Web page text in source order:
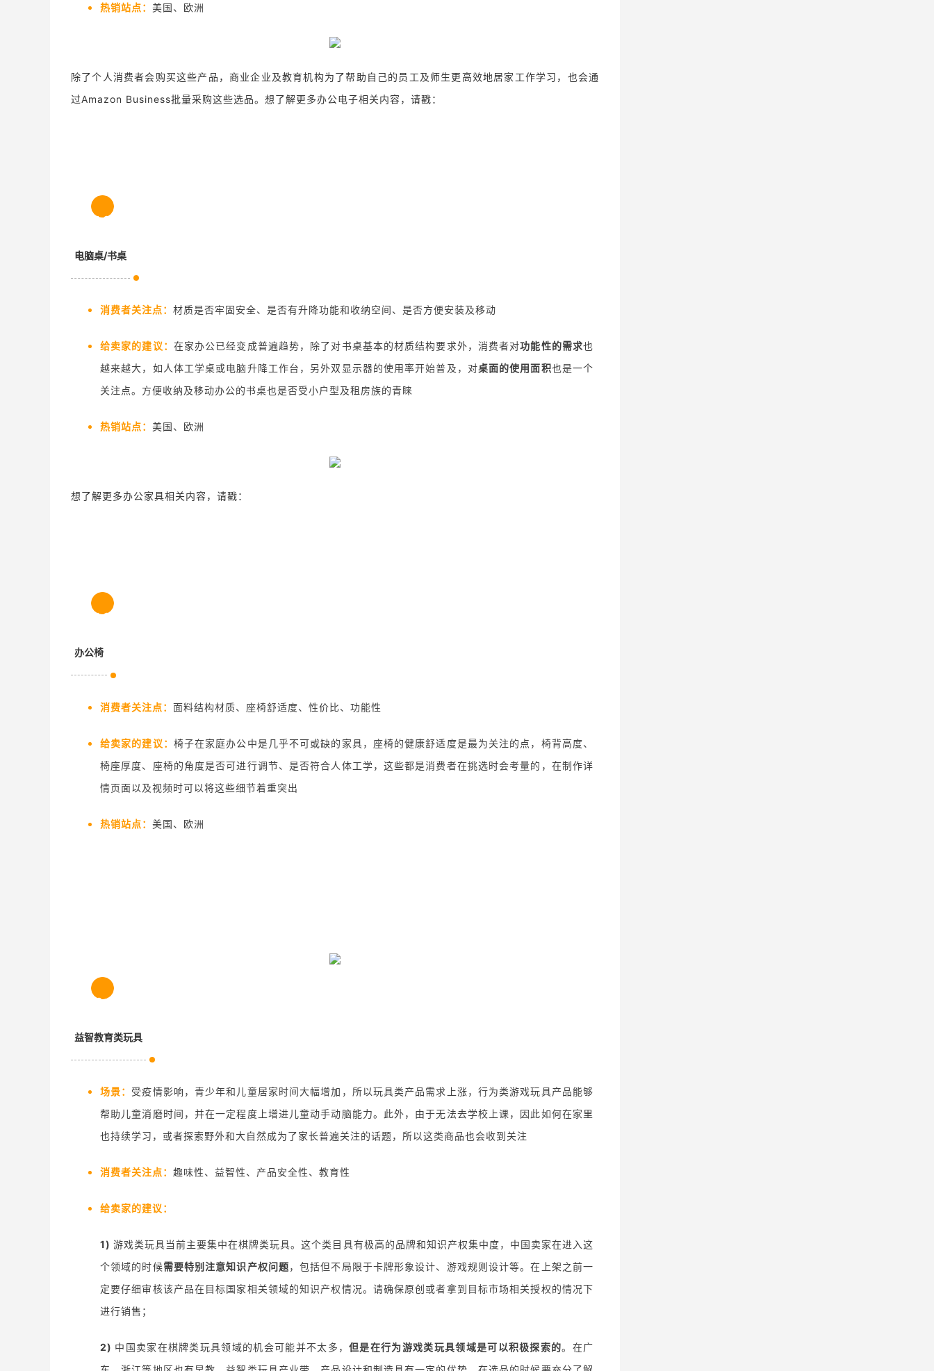
热销站点： 美国、欧洲
除了个人消费者会购买这些产品，商业企业及教育机构为了帮助自己的员工及师生更高效地居家工作学习，也会通
过Amazon Business批量采购这些选品。想了解更多办公电子相关内容，请戳：
1.2
电脑桌/书桌
消费者关注点： 材质是否牢固安全、是否有升降功能和收纳空间、是否方便安装及移动
给卖家的建议： 在家办公已经变成普遍趋势，除了对书桌基本的材质结构要求外，消费者对功能性的需求也
越来越大，如人体工学桌或电脑升降工作台，另外双显示器的使用率开始普及，对桌面的使用面积也是一个
关注点。方便收纳及移动办公的书桌也是否受小户型及租房族的青睐
热销站点： 美国、欧洲
想了解更多办公家具相关内容，请戳：
1.3
办公椅
消费者关注点： 面料结构材质、座椅舒适度、性价比、功能性
给卖家的建议： 椅子在家庭办公中是几乎不可或缺的家具，座椅的健康舒适度是最为关注的点，椅背高度、
椅座厚度、座椅的角度是否可进行调节、是否符合人体工学，这些都是消费者在挑选时会考量的，在制作详
情页面以及视频时可以将这些细节着重突出
热销站点： 美国、欧洲
2.1
益智教育类玩具
场景： 受疫情影响，青少年和儿童居家时间大幅增加，所以玩具类产品需求上涨，行为类游戏玩具产品能够
帮助儿童消磨时间，并在一定程度上增进儿童动手动脑能力。此外，由于无法去学校上课，因此如何在家里
也持续学习，或者探索野外和大自然成为了家长普遍关注的话题，所以这类商品也会收到关注
消费者关注点： 趣味性、益智性、产品安全性、教育性
给卖家的建议：
1)游戏类玩具当前主要集中在棋牌类玩具。这个类目具有极高的品牌和知识产权集中度，中国卖家在进入这
个领域的时候需要特别注意知识产权问题，包括但不局限于卡牌形象设计、游戏规则设计等。在上架之前一
定要仔细审核该产品在目标国家相关领域的知识产权情况。请确保原创或者拿到目标市场相关授权的情况下
进行销售；
2) 中国卖家在棋牌类玩具领域的机会可能并不太多，但是在行为游戏类玩具领域是可以积极探索的。在广